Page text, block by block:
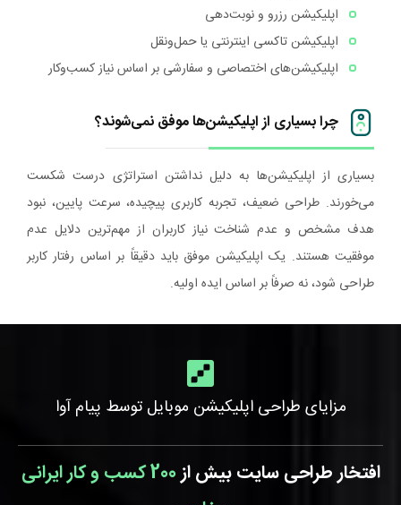
اپلیکیشن رزرو و نوبت‌دهی
اپلیکیشن تاکسی اینترنتی یا حمل‌ونقل
اپلیکیشن‌های اختصاصی و سفارشی بر اساس نیاز کسب‌وکار
چرا بسیاری از اپلیکیشن‌ها موفق نمی‌شوند؟
بسیاری از اپلیکیشن‌ها به دلیل نداشتن استراتژی درست شکست
می‌خورند. طراحی ضعیف، تجربه کاربری پیچیده، سرعت پایین، نبود
هدف مشخص و عدم شناخت نیاز کاربران از مهم‌ترین دلایل عدم
موفقیت هستند. یک اپلیکیشن موفق باید دقیقاً بر اساس رفتار کاربر
طراحی شود، نه صرفاً بر اساس ایده اولیه.
مزایای طراحی اپلیکیشن موبایل توسط پیام آوا
افتخار طراحی سایت بیش از
200 کسب و کار ایرانی